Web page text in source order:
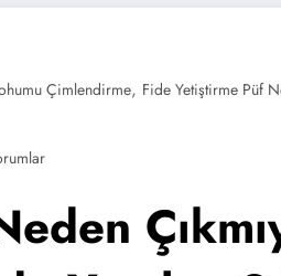
Çimlendirme, Fide Yetiştirme Püf